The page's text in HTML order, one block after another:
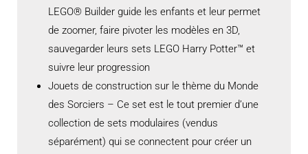
LEGO® Builder guide les enfants et leur permet
de zoomer, faire pivoter les modèles en 3D,
sauvegarder leurs sets LEGO Harry Potter™ et
suivre leur progression
Jouets de construction sur le thème du Monde
des Sorciers – Ce set est le tout premier d’une
collection de sets modulaires (vendus
séparément) qui se connectent pour créer un